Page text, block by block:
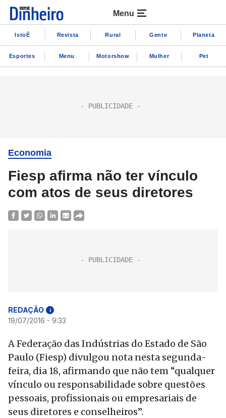
Menu
IstoÉ Revista Rural Gente Planeta
Esportes Menu Motorshow Mulher Pet
Economia
Fiesp afirma não ter vínculo
com atos de seus diretores
REDAÇÃO i
19/07/2016 - 9:33
A Federação das Indústrias do Estado de São
Paulo (Fiesp) divulgou nota nesta segunda-
feira, dia 18, afirmando que não tem “qualquer
vínculo ou responsabilidade sobre questões
pessoais, profissionais ou empresariais de
seus diretores e conselheiros”.